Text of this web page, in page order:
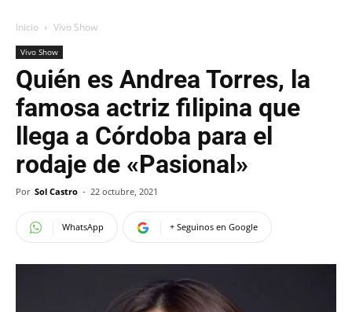
Inicio Vivo Show
Vivo Show
Quién es Andrea Torres, la
famosa actriz filipina que
llega a Córdoba para el
rodaje de «Pasional»
Por Sol Castro - 22 octubre, 2021
WhatsApp + Seguinos en Google